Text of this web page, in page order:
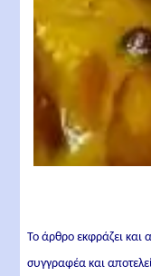
Το άρθρο εκφράζει και
συγγραφέα και